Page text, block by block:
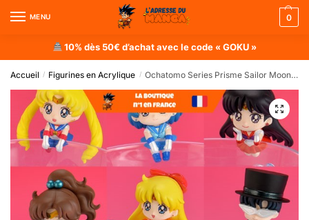
MENU 0
10% dès 50€ d’achat avec le code « GOKU »
Accueil / Figurines en Acrylique / Ochatomo Series Prisme Sailor Moon (Lot de 8 Figurines)